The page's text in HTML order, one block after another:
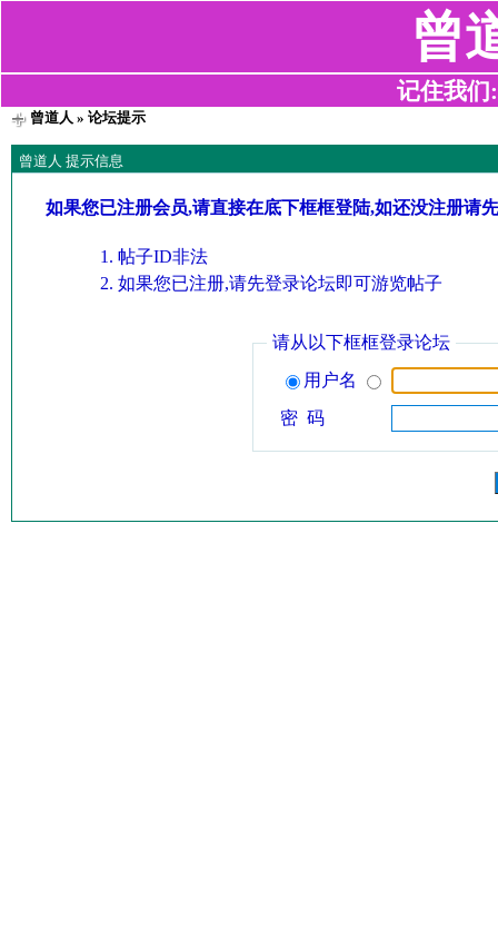
曾
记住我们
曾道人 » 论坛提示
曾道人 提示信息
如果您已注册会员,请直接在底下框框登陆,如还没注册请
帖子ID非法
如果您已注册,请先登录论坛即可游览帖子
请从以下框框登录论坛
用户名
密 码